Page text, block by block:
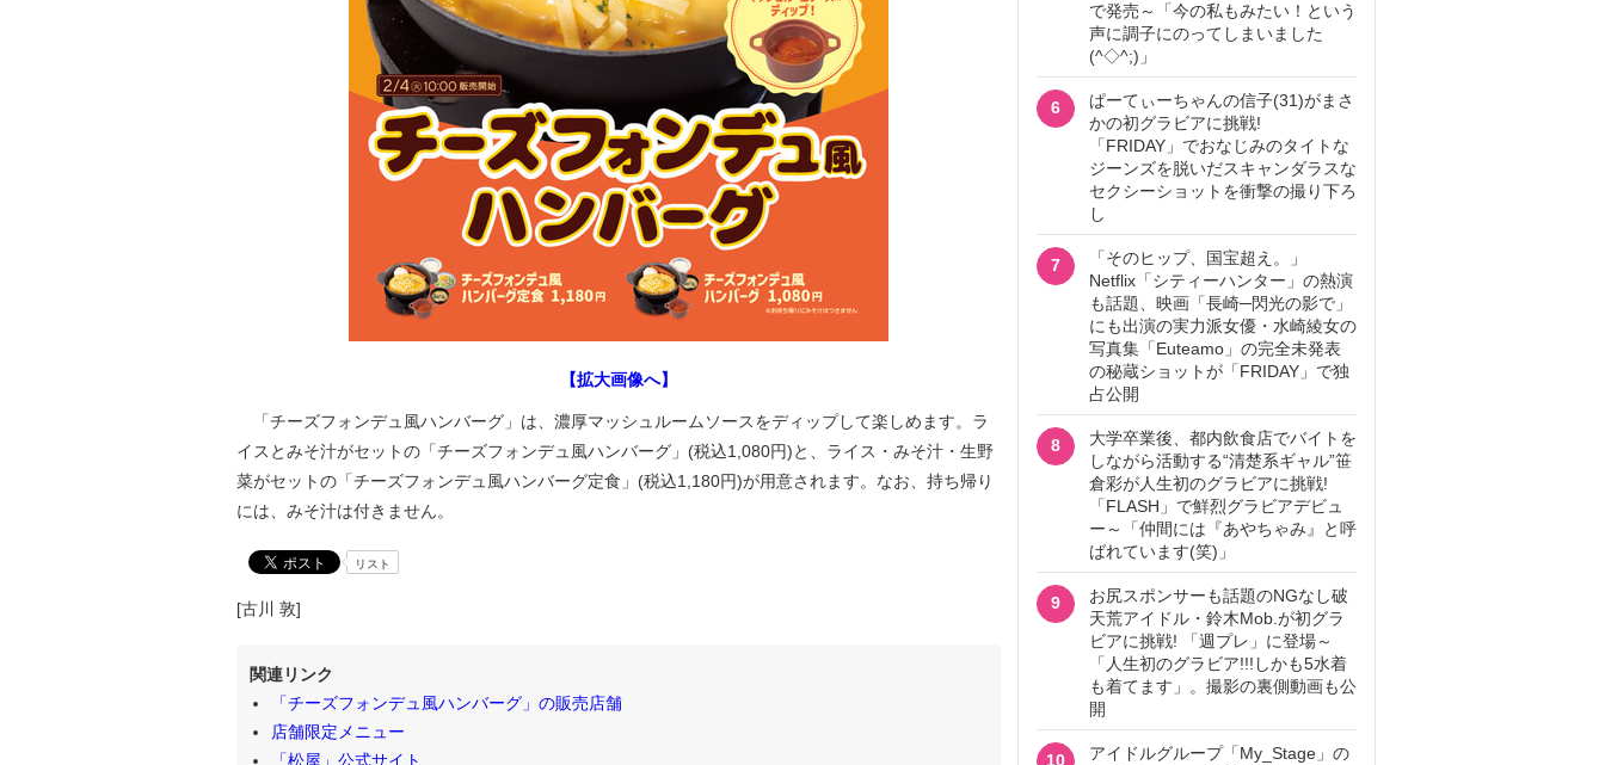
【拡大画像へ】
「チーズフォンデュ風ハンバーグ」は、濃厚マッシュルームソースをディップして楽しめます。ラ
イスとみそ汁がセットの「チーズフォンデュ風ハンバーグ」(税込1,080円)と、ライス・みそ汁・生野
菜がセットの「チーズフォンデュ風ハンバーグ定食」(税込1,180円)が用意されます。なお、持ち帰り
には、みそ汁は付きません。
リスト
[古川 敦]
関連リンク
「チーズフォンデュ風ハンバーグ」の販売店舗
店舗限定メニュー
「松屋」公式サイト
で発売～「今の私もみたい！という
声に調子にのってしまいました
(^◇^;)」
6
ぱーてぃーちゃんの信子(31)がまさ
かの初グラビアに挑戦!
「FRIDAY」でおなじみのタイトな
ジーンズを脱いだスキャンダラスな
セクシーショットを衝撃の撮り下ろ
し
7
「そのヒップ、国宝超え。」
Netflix「シティーハンター」の熱演
も話題、映画「長崎─閃光の影で」
にも出演の実力派女優・水崎綾女の
写真集「Euteamo」の完全未発表
の秘蔵ショットが「FRIDAY」で独
占公開
8
大学卒業後、都内飲食店でバイトを
しながら活動する“清楚系ギャル”笹
倉彩が人生初のグラビアに挑戦!
「FLASH」で鮮烈グラビアデビュ
ー～「仲間には『あやちゃみ』と呼
ばれています(笑)」
9
お尻スポンサーも話題のNGなし破
天荒アイドル・鈴木Mob.が初グラ
ビアに挑戦! 「週プレ」に登場～
「人生初のグラビア!!!しかも5水着
も着てます」。撮影の裏側動画も公
開
10
アイドルグループ「My_Stage」の